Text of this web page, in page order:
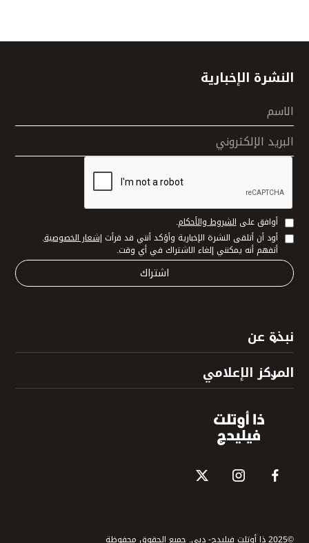
نبذة عن
المركز الإعلامي
النشرة الإخبارية
الاسم
البريد الإلكتروني
أوافق علىالشروط والأحكام.
أود أن أتلقى النشرة الإخبارية وأؤكد أنني قد قرأتإشعار الخصوصية.
أتفهم أنه يمكنني إلغاء الاشتراك في أي وقت.
©2025 ذا أوتلت فيليدج- دبي. جميع الحقوق محفوظة